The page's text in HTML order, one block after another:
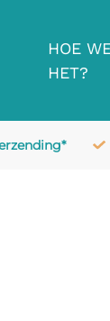
HOE
HET?